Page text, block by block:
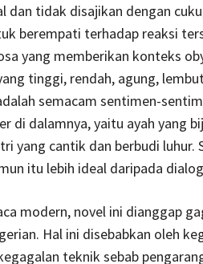
dan tidak disajikan dengan
berempati terhadap reaksi
yang memberikan konteks
tinggi, rendah, agung,
semacam sentimen-
di dalamnya, yaitu ayah yang
yang cantik dan berbudi luhur.
itu lebih ideal daripada
modern, novel ini dianggap
Hal ini disebabkan oleh
teknik sebab